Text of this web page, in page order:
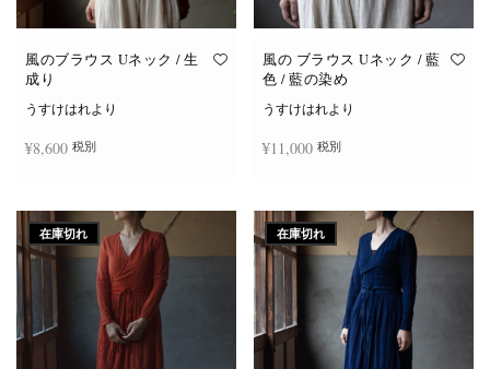
風のブラウス Uネック / 生
成り
うすけはれより
¥8,600 税別
風の ブラウス Uネック / 藍
色 / 藍の染め
うすけはれより
¥11,000 税別
在庫切れ 在庫切れ